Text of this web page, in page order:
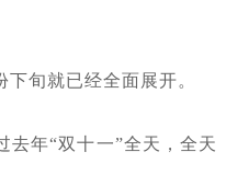
旬就已经全面展开。
去年“双十一”全天，全天